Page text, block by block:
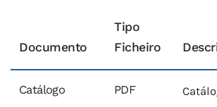
Documento
Tipo
Ficheiro
Catálogo PDF